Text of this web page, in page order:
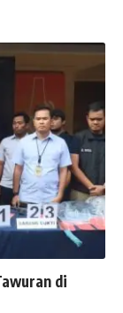
di